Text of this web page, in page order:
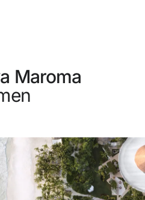
à votre compte
LOGIN
avez oublié votre mot de passe ?
ou utilisez l’une de ces options
Maroma